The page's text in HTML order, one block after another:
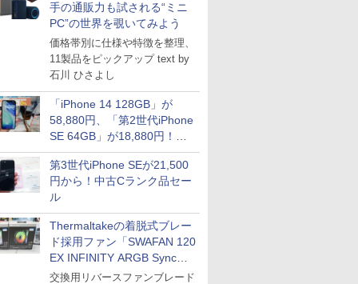
手の通販力も試される“ミニ
PC”の世界を覗いてみよう
価格帯別に仕様や特徴を整理、
11製品をピックアップ text by
石川 ひさよし
「iPhone 14 128GB」が
58,880円、「第2世代iPhone
SE 64GB」が18,880円！中
古Bランク品セール
第3世代iPhone SEが21,500
円から！中古Cランク品セー
ル
Thermaltakeの着脱式ブレー
ド採用ファン「SWAFAN 120
EX INFINITY ARGB Sync」
に単品パッケージ
交換用リバースファンブレード